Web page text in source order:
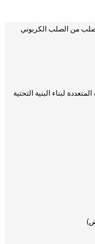
من الصلب الكربوني
لبناء البنية التحتية